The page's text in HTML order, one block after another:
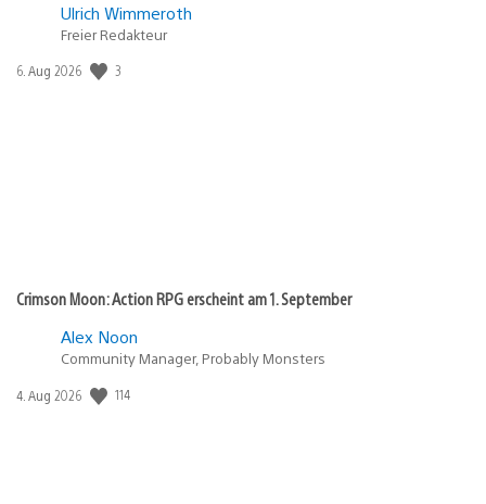
Ulrich Wimmeroth
Freier Redakteur
Veröffentlichungsdatum:
6. Aug 2026 3
Crimson Moon: Action RPG erscheint am 1. September
Alex Noon
Community Manager, Probably Monsters
Veröffentlichungsdatum:
4. Aug 2026 114